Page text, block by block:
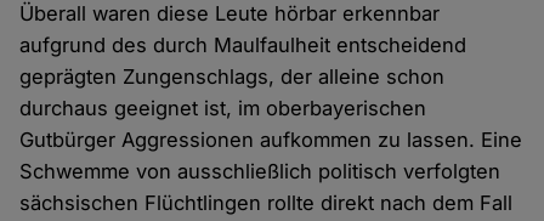
Überall waren diese Leute hörbar erkennbar
aufgrund des durch Maulfaulheit entscheidend
geprägten Zungenschlags, der alleine schon
durchaus geeignet ist, im oberbayerischen
Gutbürger Aggressionen aufkommen zu lassen. Eine
Schwemme von ausschließlich politisch verfolgten
sächsischen Flüchtlingen rollte direkt nach dem Fall